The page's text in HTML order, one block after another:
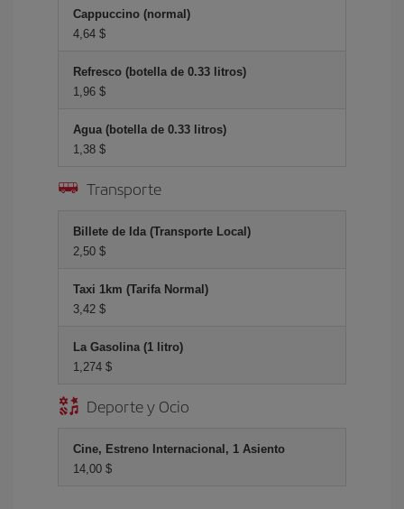
Cappuccino (normal)
4,64 $
Refresco (botella de 0.33 litros)
1,96 $
Agua (botella de 0.33 litros)
1,38 $
Transporte
Billete de Ida (Transporte Local)
2,50 $
Taxi 1km (Tarifa Normal)
3,42 $
La Gasolina (1 litro)
1,274 $
Deporte y Ocio
Cine, Estreno Internacional, 1 Asiento
14,00 $